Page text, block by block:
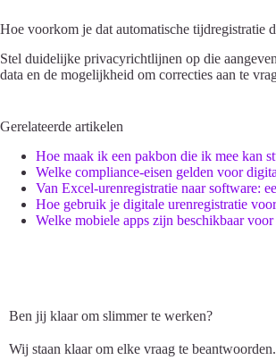
Hoe voorkom je dat automatische tijdregistratie
Stel duidelijke privacyrichtlijnen op die
data en de mogelijkheid om correcties aan te
Gerelateerde artikelen
Hoe maak ik een pakbon die ik mee kan
Welke compliance-eisen gelden voor
Van Excel-urenregistratie naar software:
Hoe gebruik je digitale urenregistratie
Welke mobiele apps zijn beschikbaar
Ben jij klaar om slimmer te werken?
Wij staan klaar om elke vraag te